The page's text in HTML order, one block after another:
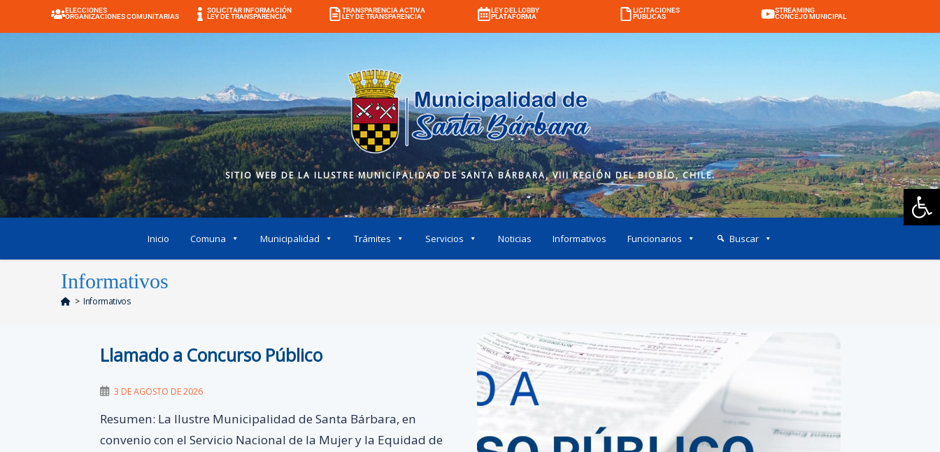
ELECCIONES
ORGANIZACIONES COMUNITARIAS
SOLICITAR INFORMACIÓN
LEY DE TRANSPARENCIA
TRANSPARENCIA ACTIVA
LEY DE TRANSPARENCIA
LEY DEL LOBBY
PLATAFORMA
LICITACIONES
PÚBLICAS
STREAMING
CONCEJO MUNICIPAL
SITIO WEB DE LA ILUSTRE MUNICIPALIDAD DE SANTA BÁRBARA, VIII REGIÓN DEL BIOBÍO, CHILE.
Inicio Comuna Municipalidad Trámites Servicios Noticias Informativos Funcionarios Buscar
Informativos
> Informativos
Llamado a Concurso Público
3 DE AGOSTO DE 2026
Resumen: La Ilustre Municipalidad de Santa Bárbara, en
convenio con el Servicio Nacional de la Mujer y la Equidad de